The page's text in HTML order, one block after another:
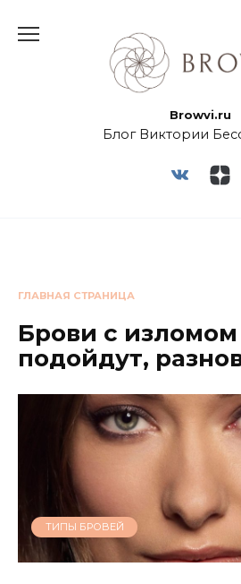
Browvi.ru
Блог Виктории
ГЛАВНАЯ СТРАНИЦА
Брови с
подойдут,
ТИПЫ БРОВЕЙ